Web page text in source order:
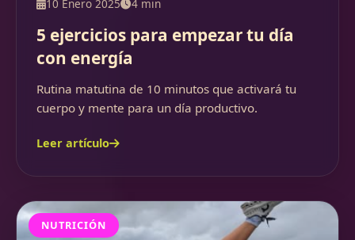
10 Enero 2025 4 min
5 ejercicios para empezar tu día
con energía
Rutina matutina de 10 minutos que activará tu
cuerpo y mente para un día productivo.
Leer artículo
NUTRICIÓN